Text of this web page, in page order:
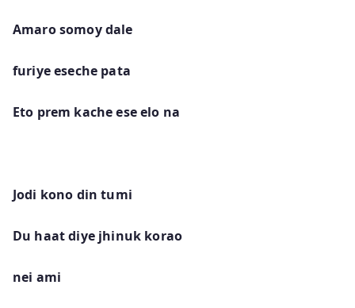
Amaro somoy dale
furiye eseche pata
Eto prem kache ese elo na
Jodi kono din tumi
Du haat diye jhinuk korao
nei ami